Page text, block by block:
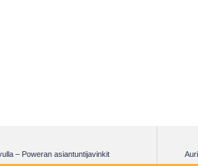
– Poweran asiantuntijavinkit